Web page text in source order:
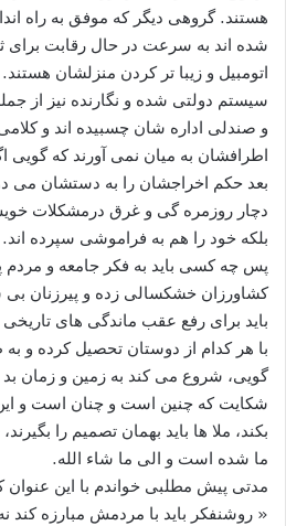
هستند. گروهی دیگر که موفق به راه
شده اند به سرعت در حال رقابت برای
اتومبیل و زیبا تر کردن منزلشان
سیستم دولتی شده و نگارنده نیز از
و صندلی اداره شان چسبیده اند و
اطرافشان به میان نمی آورند که گویی
بعد حکم اخراجشان را به دستشان می
دچار روزمره گی و غرق درمشکلات
بلکه خود را هم به فراموشی سپرده اند.
پس چه کسی باید به فکر جامعه و مردم پا
کشاورزان خشکسالی زده و پیرزنان
باید برای رفع عقب ماندگی های
با هر کدام از دوستان تحصیل کرده و
گویی، شروع می کند به زمین و زمان بد
شکایت که چنین است و چنان است و این
بکند، ملا ها باید بهمان تصمیم را
ما شده است و الی ما شاء الله.
مدتی پیش مطلبی خواندم با این عنوان
« روشنفکر باید با مردمش مبارزه کند